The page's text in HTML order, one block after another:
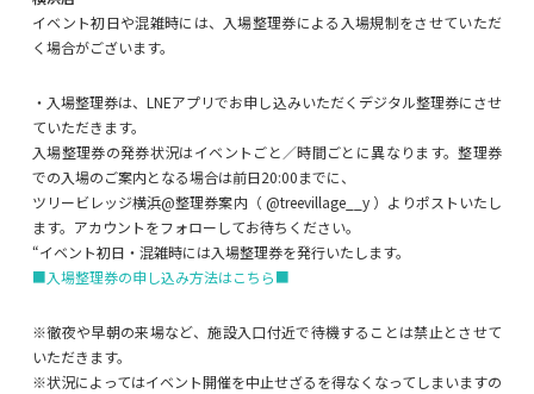
イベント初日や混雑時には、入場整理券による入場規制をさせていただ
く場合がございます。
・入場整理券は、LNEアプリでお申し込みいただくデジタル整理券にさせ
ていただきます。
入場整理券の発券状況はイベントごと／時間ごとに異なります。整理券
での入場のご案内となる場合は前日20:00までに、
ツリービレッジ横浜@整理券案内（ @treevillage__y ）よりポストいたし
ます。アカウントをフォローしてお待ちください。
“イベント初日・混雑時には入場整理券を発行いたします。
■入場整理券の申し込み方法はこちら■
※徹夜や早朝の来場など、施設入口付近で待機することは禁止とさせて
いただきます。
※状況によってはイベント開催を中止せざるを得なくなってしまいますの